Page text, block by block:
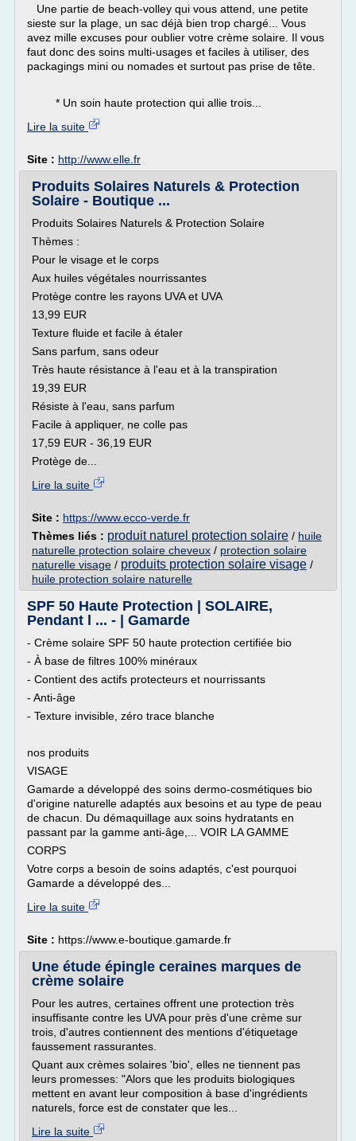
Une partie de beach-volley qui vous attend, une petite
sieste sur la plage, un sac déjà bien trop chargé... Vous
avez mille excuses pour oublier votre crème solaire. Il vous
faut donc des soins multi-usages et faciles à utiliser, des
packagings mini ou nomades et surtout pas prise de tête.
* Un soin haute protection qui allie trois...
Lire la suite
Site : http://www.elle.fr
Produits Solaires Naturels & Protection
Solaire - Boutique ...
Produits Solaires Naturels & Protection Solaire
Thèmes :
Pour le visage et le corps
Aux huiles végétales nourrissantes
Protège contre les rayons UVA et UVA
13,99 EUR
Texture fluide et facile à étaler
Sans parfum, sans odeur
Très haute résistance à l'eau et à la transpiration
19,39 EUR
Résiste à l'eau, sans parfum
Facile à appliquer, ne colle pas
17,59 EUR - 36,19 EUR
Protège de...
Lire la suite
Site : https://www.ecco-verde.fr
Thèmes liés : produit naturel protection solaire / huile
naturelle protection solaire cheveux / protection solaire
naturelle visage / produits protection solaire visage /
huile protection solaire naturelle
SPF 50 Haute Protection | SOLAIRE,
Pendant l ... - | Gamarde
- Crème solaire SPF 50 haute protection certifiée bio
- À base de filtres 100% minéraux
- Contient des actifs protecteurs et nourrissants
- Anti-âge
- Texture invisible, zéro trace blanche
nos produits
VISAGE
Gamarde a développé des soins dermo-cosmétiques bio
d'origine naturelle adaptés aux besoins et au type de peau
de chacun. Du démaquillage aux soins hydratants en
passant par la gamme anti-âge,... VOIR LA GAMME
CORPS
Votre corps a besoin de soins adaptés, c'est pourquoi
Gamarde a développé des...
Lire la suite
Site : https://www.e-boutique.gamarde.fr
Une étude épingle ceraines marques de
crème solaire
Pour les autres, certaines offrent une protection très
insuffisante contre les UVA pour près d'une crème sur
trois, d'autres contiennent des mentions d'étiquetage
faussement rassurantes.
Quant aux crèmes solaires 'bio', elles ne tiennent pas
leurs promesses: "Alors que les produits biologiques
mettent en avant leur composition à base d'ingrédients
naturels, force est de constater que les...
Lire la suite